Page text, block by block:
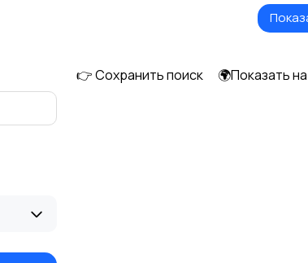
Игры с мячом
Спортивное питание
👉 Сохранить поиск 🌍Показать